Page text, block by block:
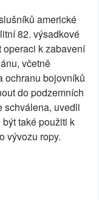
americké
82. výsadkové
operaci k zabavení
včetně
ochranu bojovníků
do podzemních
schválena, uvedli
také použiti k
vývozu ropy.